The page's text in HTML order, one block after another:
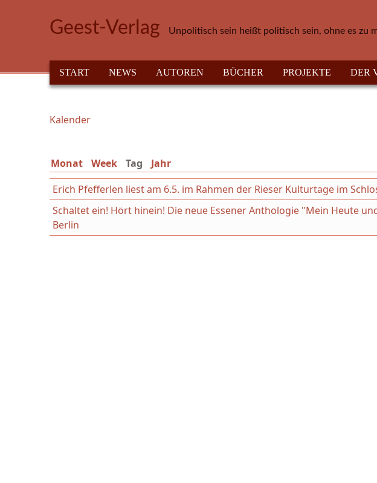
Geest-Verlag Unpolitisch sein heißt politisch sein, ohne es zu
HAUPTMENÜ
START NEWS AUTOREN BÜCHER PROJEKTE DER
Sie sind hier
Kalender
Monat Week Tag (aktiver Reiter)
Jahr
Erich Pfefferlen liest am 6.5. im Rahmen der Rieser Kulturtage im
Schaltet ein! Hört hinein! Die neue Essener Anthologie "Mein Heute
Berlin